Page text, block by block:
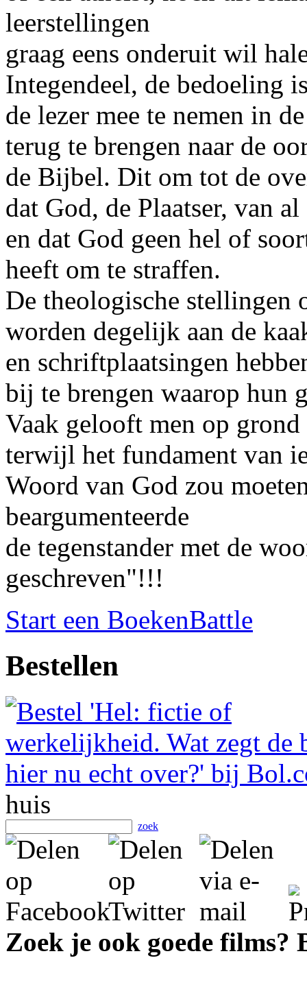
leerstellingen
graag eens onderuit wil
Integendeel, de bedoeling
de lezer mee te nemen in
terug te brengen naar de
de Bijbel. Dit om tot de
dat God, de Plaatser, van
en dat God geen hel of
heeft om te straffen.
De theologische stellingen
worden degelijk aan de
en schriftplaatsingen
bij te brengen waarop hun
Vaak gelooft men op
terwijl het fundament van
Woord van God zou
beargumenteerde
de tegenstander met de
geschreven"!!!
Start een BoekenBattle
Bestellen
huis
zoek
Zoek je ook goede films?